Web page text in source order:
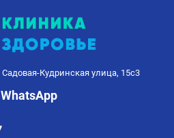
Кудринская улица, 15с3